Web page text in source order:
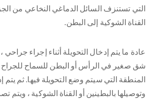
التي تستنزف السائل الدماغي النخاعي من
القناة الشوكية إلى البطن.
عادة ما يتم إدخال التحويلة أثناء إجراء
شق صغير في الرأس أو البطن للسماح للجراح
المنطقة التي سيتم وضع التحويلة فيها. ثم يتم
وتوصيلها بالبطينين أو القناة الشوكية ، ويتم